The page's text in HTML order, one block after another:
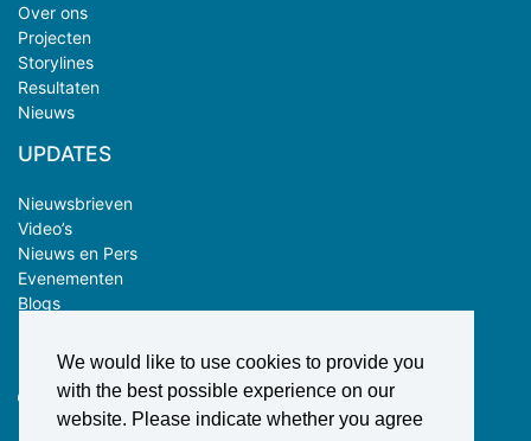
We would like to use cookies to provide you
with the best possible experience on our
website. Please indicate whether you agree
Over ons
Projecten
Storylines
Resultaten
Nieuws
UPDATES
Nieuwsbrieven
Video’s
Nieuws en Pers
Evenementen
Blogs
Don de Bake
Delft University of Technology